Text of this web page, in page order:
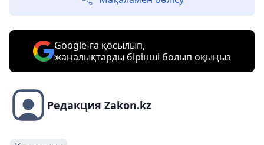
Google-ға қосылып,
жаңалықтарды бірінші болып оқыңыз
Редакция Zakon.kz